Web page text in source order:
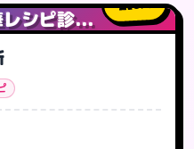
シピ診...
0人